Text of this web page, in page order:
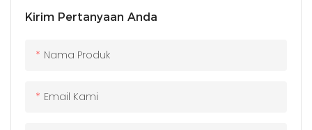
Kirim Pertanyaan Anda
Nama Produk
Email Kami